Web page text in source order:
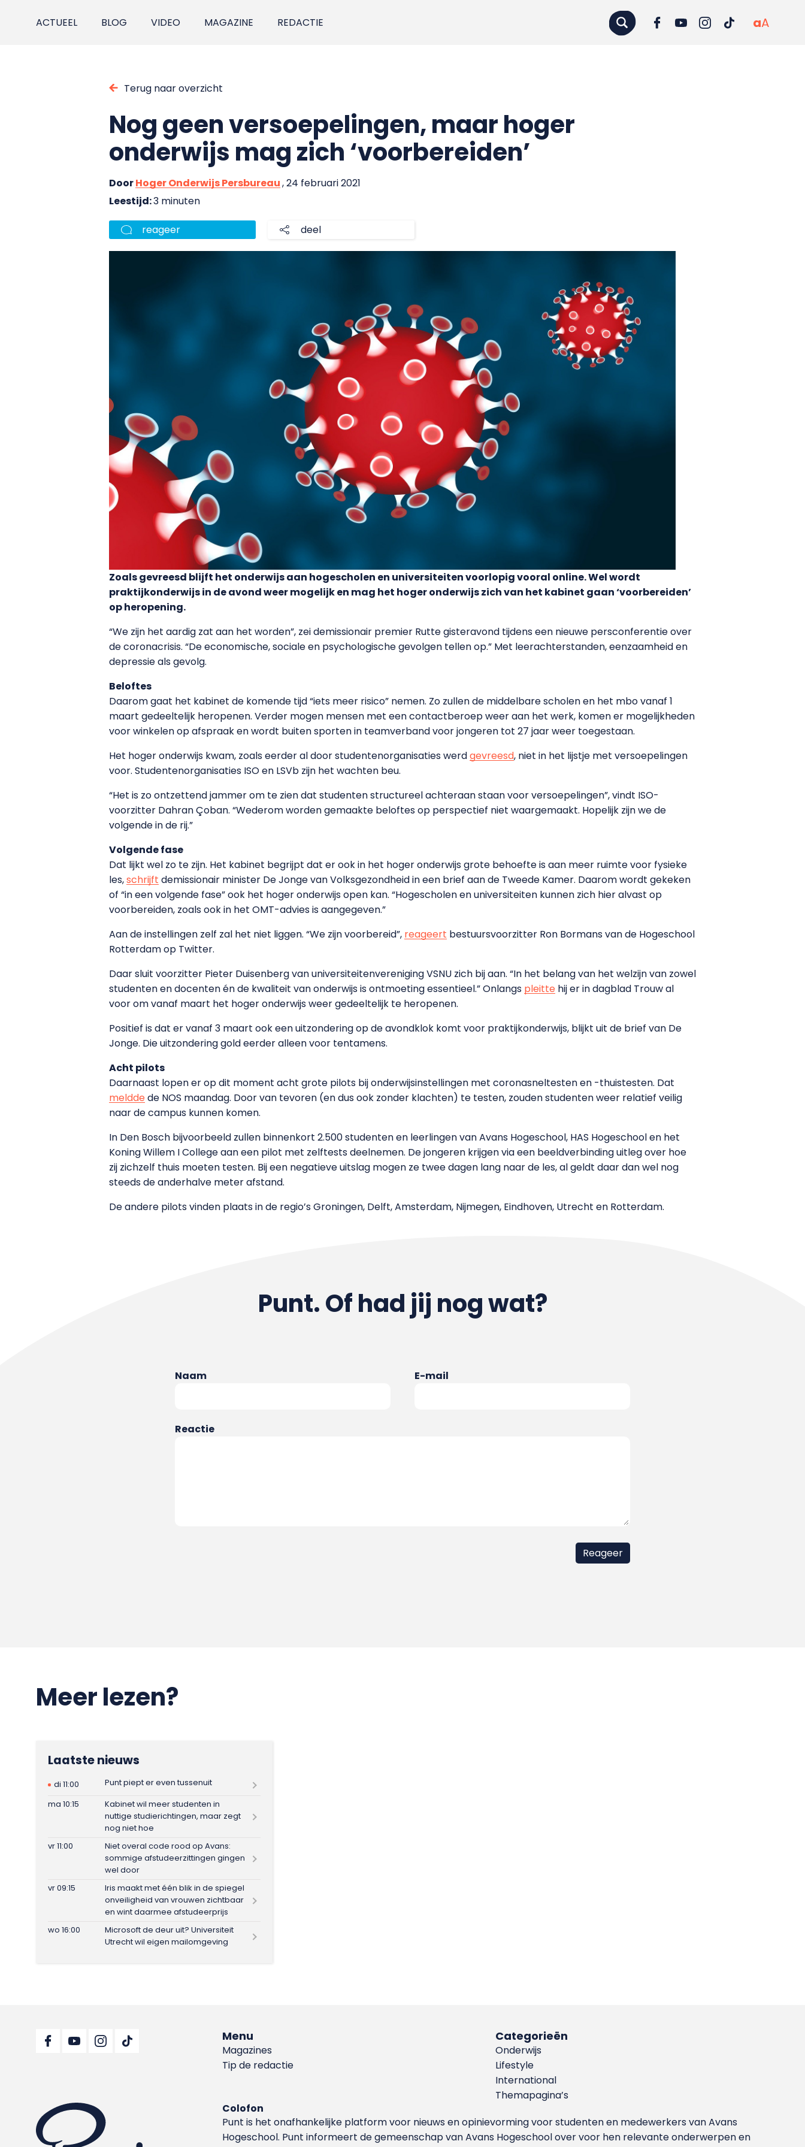
ACTUEEL BLOG VIDEO MAGAZINE REDACTIE aA
Terug naar overzicht
Nog geen versoepelingen, maar hoger
onderwijs mag zich ‘voorbereiden’
DoorHoger Onderwijs Persbureau, 24 februari 2021
Leestijd:3 minuten
reageer deel
Zoals gevreesd blijft het onderwijs aan hogescholen en universiteiten voorlopig vooral online. Wel wordt
praktijkonderwijs in de avond weer mogelijk en mag het hoger onderwijs zich van het kabinet gaan ‘voorbereiden’
op heropening.
“We zijn het aardig zat aan het worden”, zei demissionair premier Rutte gisteravond tijdens een nieuwe persconferentie over
de coronacrisis. “De economische, sociale en psychologische gevolgen tellen op.” Met leerachterstanden, eenzaamheid en
depressie als gevolg.
Beloftes
Daarom gaat het kabinet de komende tijd “iets meer risico” nemen. Zo zullen de middelbare scholen en het mbo vanaf 1
maart gedeeltelijk heropenen. Verder mogen mensen met een contactberoep weer aan het werk, komen er mogelijkheden
voor winkelen op afspraak en wordt buiten sporten in teamverband voor jongeren tot 27 jaar weer toegestaan.
Het hoger onderwijs kwam, zoals eerder al door studentenorganisaties werdgevreesd, niet in het lijstje met versoepelingen
voor. Studentenorganisaties ISO en LSVb zijn het wachten beu.
“Het is zo ontzettend jammer om te zien dat studenten structureel achteraan staan voor versoepelingen”, vindt ISO-
voorzitter Dahran Çoban. “Wederom worden gemaakte beloftes op perspectief niet waargemaakt. Hopelijk zijn we de
volgende in de rij.”
Volgende fase
Dat lijkt wel zo te zijn. Het kabinet begrijpt dat er ook in het hoger onderwijs grote behoefte is aan meer ruimte voor fysieke
les,schrijft demissionair minister De Jonge van Volksgezondheid in een brief aan de Tweede Kamer. Daarom wordt gekeken
of “in een volgende fase” ook het hoger onderwijs open kan. “Hogescholen en universiteiten kunnen zich hier alvast op
voorbereiden, zoals ook in het OMT-advies is aangegeven.”
Aan de instellingen zelf zal het niet liggen. “We zijn voorbereid”, reageert bestuursvoorzitter Ron Bormans van de Hogeschool
Rotterdam op Twitter.
Daar sluit voorzitter Pieter Duisenberg van universiteitenvereniging VSNU zich bij aan. “In het belang van het welzijn van zowel
studenten en docenten én de kwaliteit van onderwijs is ontmoeting essentieel.” Onlangs pleitte hij er in dagblad Trouw al
voor om vanaf maart het hoger onderwijs weer gedeeltelijk te heropenen.
Positief is dat er vanaf 3 maart ook een uitzondering op de avondklok komt voor praktijkonderwijs, blijkt uit de brief van De
Jonge. Die uitzondering gold eerder alleen voor tentamens.
Acht pilots
Daarnaast lopen er op dit moment acht grote pilots bij onderwijsinstellingen met coronasneltesten en -thuistesten. Dat
melddede NOS maandag. Door van tevoren (en dus ook zonder klachten) te testen, zouden studenten weer relatief veilig
naar de campus kunnen komen.
In Den Bosch bijvoorbeeld zullen binnenkort 2.500 studenten en leerlingen van Avans Hogeschool, HAS Hogeschool en het
Koning Willem I College aan een pilot met zelftests deelnemen. De jongeren krijgen via een beeldverbinding uitleg over hoe
zij zichzelf thuis moeten testen. Bij een negatieve uitslag mogen ze twee dagen lang naar de les, al geldt daar dan wel nog
steeds de anderhalve meter afstand.
De andere pilots vinden plaats in de regio’s Groningen, Delft, Amsterdam, Nijmegen, Eindhoven, Utrecht en Rotterdam.
Punt. Of had jij nog wat?
Naam E-mail
Reactie
Meer lezen?
Laatste nieuws
di 11:00
Punt piept er even tussenuit
ma 10:15
Kabinet wil meer studenten in
nuttige studierichtingen, maar zegt
nog niet hoe
vr 11:00
Niet overal code rood op Avans:
sommige afstudeerzittingen gingen
wel door
vr 09:15
Iris maakt met één blik in de spiegel
onveiligheid van vrouwen zichtbaar
en wint daarmee afstudeerprijs
wo 16:00
Microsoft de deur uit? Universiteit
Utrecht wil eigen mailomgeving
Menu
Magazines
Tip de redactie
Categorieën
Onderwijs
Lifestyle
International
Themapagina’s
Colofon
Punt is het onafhankelijke platform voor nieuws en opinievorming voor studenten en medewerkers van Avans
Hoge­school. Punt informeert de gemeenschap van Avans Hogeschool over voor hen relevante onderwerpen en